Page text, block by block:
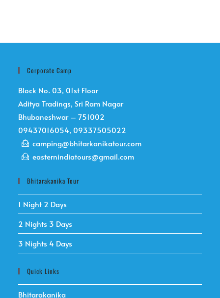
Corporate Camp
Block No. 03, 01st Floor
Aditya Tradings, Sri Ram Nagar
Bhubaneshwar – 751002
09437016054, 09337505022
camping@bhitarkanikatour.com
easternindiatours@gmail.com
Bhitarakanika Tour
1 Night 2 Days
2 Nights 3 Days
3 Nights 4 Days
Quick Links
Bhitarakanika